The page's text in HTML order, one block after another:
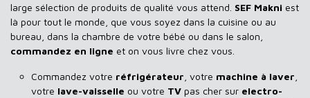
large sélection de produits de qualité vous attend. SEF Makni est
là pour tout le monde, que vous soyez dans la cuisine ou au
bureau, dans la chambre de votre bébé ou dans le salon,
commandez en ligne et on vous livre chez vous.
Commandez votre réfrigérateur , votre machine à laver
votre lave-vaisselle ou votre TV pas cher sur electro-